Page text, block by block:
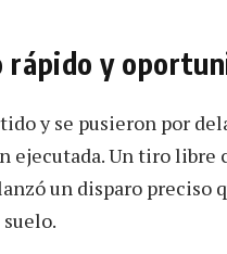
y
y se pusieron por
ejecutada. Un tiro libre
un disparo preciso